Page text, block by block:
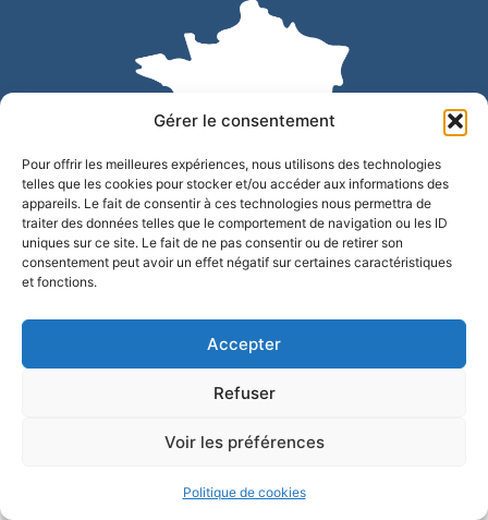
Gérer le consentement
Pour offrir les meilleures expériences, nous utilisons des technologies
telles que les cookies pour stocker et/ou accéder aux informations des
appareils. Le fait de consentir à ces technologies nous permettra de
traiter des données telles que le comportement de navigation ou les ID
uniques sur ce site. Le fait de ne pas consentir ou de retirer son
consentement peut avoir un effet négatif sur certaines caractéristiques
et fonctions.
Accepter
Refuser
Voir les préférences
Politique de cookies
AccessibilitéConfidentialitéMentions légales
Plan du site